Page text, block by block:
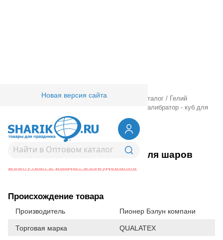
Новая версия сайта
Товары для праздника/ Оптовый каталог / Гелий
Калибратор - куб для
1307-0006Калибратор - куб для шаров
Вернуться в раздел Оборудование
Происхождение товара
Производитель Пионер Бэлун компани
Торговая марка QUALATEX